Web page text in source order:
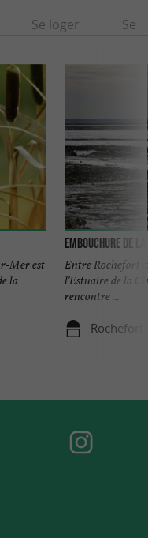
Se loger Se
Mer est
la
Embouchure de
Entre Rochefort
l’Estuaire de la
rencontre ...
Rochefort